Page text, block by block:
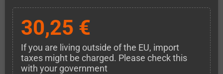
30,25 €
If you are living outside of the EU, import
taxes might be charged. Please check this
with your government